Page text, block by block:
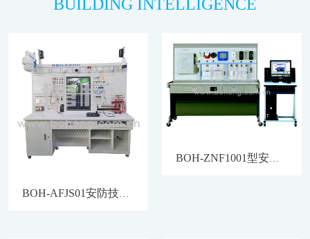
BUILDING INTELLIGENCE
BOH-ZNF1001型安全防范技术系统教学模拟演示平台